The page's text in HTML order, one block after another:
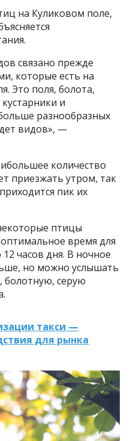
на Куликовом поле,
связано прежде
которые есть на
Это поля, болота,
и
разнообразных
видов», —
количество
приезжать утром, так
пик их
птицы
время для
часов дня. В ночное
но можно услышать
болотную, серую
такси —
для рынка